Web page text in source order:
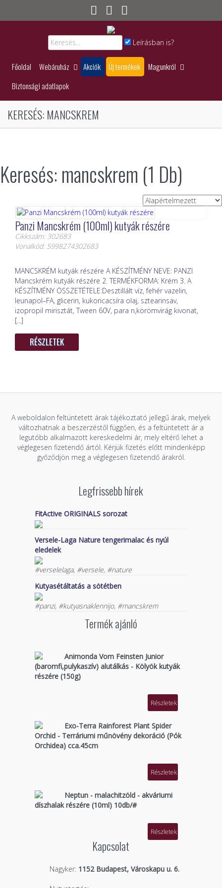
Leírásban is?
Főoldal Webáruház Akciók Új termékek
Magunkról
Biztonsági adatlapok
KERESÉS: MANCSKREM
Keresés: mancskrem (1 Db)
Panzi Mancskrém (100ml) kutyák részére
Cikkszám: 302683
Vonalkód: 5998274302683
MANCSKRÉM kutyák részére A KÉSZÍTMÉNY NEVE: PANZI
Mancskrém kutyák részére 2. TERMÉKFORMA: Krém 3. A
KÉSZÍTMÉNY ÖSSZETÉTELE:Desztillált víz, fehér vazelin,
leunapol–FA, glicerin, kukoricacsíra olaj, sztearinsav,
izopropil mirisztát, Tween 60V, para n,körömvirág kivonat,
[...]
RÉSZLETEK
A weboldalon feltüntetett árak tájékoztató jellegű árak, melyek
változhatnak a beszerzéstől függően, és a feltüntetett ár a
legutóbb alkalmazott kereskedelmi ár, mely eltérő lehet a
véglegesen fizetendő ártól. Kérjük fizetés előtt mindenképp
győződjön meg a véglegesen fizetendő árakról.
Legfrissebb hírek
FitActive ORIGINALS sorozat
Versele-Laga Nature tengerimalac és nyúl
eledelek
#verselelaga, #versele, #nature
Kutyasétáltatás a sötétben
#panzi, #kutyasnaklennijo, #mancskrem
Termék ajánló
Animonda Vom Feinsten Junior
(baromfi,pulykaszív) alutálkás - Kölyök kutyák
részére (150g)
Részletek
Exo-Terra Rainforest Plant Spider
Orchid - Terráriumi műnövény dekoráció (Pók
Orchidea) cca.45cm
Részletek
Neptun - malachitzöld - akváriumi
díszhalak részére (10ml) 10db/#
Részletek
Kapcsolat
Nagyker:1152 Budapest, Városkapu u. 6.